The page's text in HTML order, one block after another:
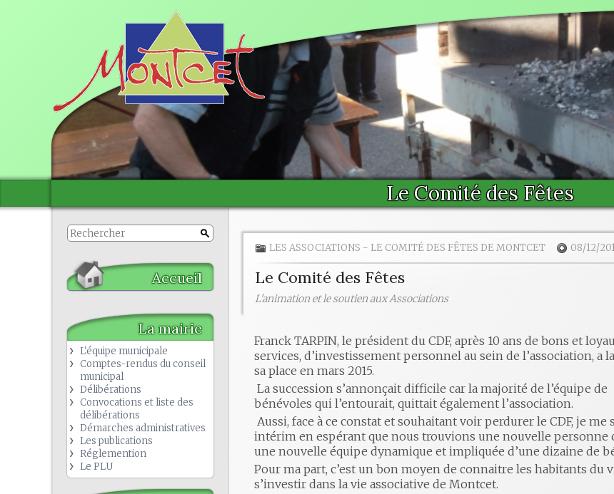
Le Comité des Fêtes
Accueil
La mairie
L'équipe municipale
Comptes-rendus du conseil
municipal
Délibérations
Convocations et liste des
délibérations
Démarches administratives
Les publications
Réglemention
Le PLU
LES ASSOCIATIONS - LE COMITÉ DES FÊTES DE MONTCET 08/12/
Le Comité des Fêtes
L'animation et le soutien aux Associations
Franck TARPIN, le président du CDF, après 10 ans de bons et
services, d’investissement personnel au sein de l’association, a
sa place en mars 2015.
La succession s’annonçait difficile car la majorité de l’équipe de
bénévoles qui l’entourait, quittait également l’association.
Aussi, face à ce constat et souhaitant voir perdurer le CDF, je
intérim en espérant que nous trouvions une nouvelle personne
une nouvelle équipe dynamique et impliquée d’une dizaine de
Pour ma part, c’est un bon moyen de connaitre les habitants du
s’investir dans la vie associative de Montcet.